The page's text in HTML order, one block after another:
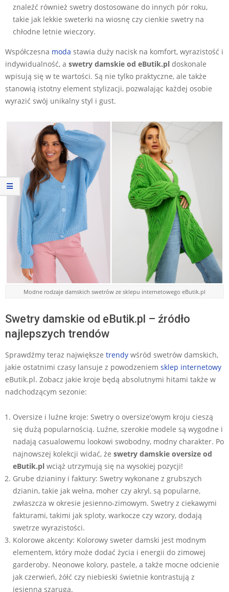
znaleźć również swetry dostosowane do innych pór roku,
takie jak lekkie sweterki na wiosnę czy cienkie swetry na
chłodne letnie wieczory.
Współczesna moda stawia duży nacisk na komfort, wyrazistość i
indywidualność, a swetry damskie od eButik.pl doskonale
wpisują się w te wartości. Są nie tylko praktyczne, ale także
stanowią istotny element stylizacji, pozwalając każdej osobie
wyrazić swój unikalny styl i gust.
Modne rodzaje damskich swetrów ze sklepu internetowego eButik.pl
Swetry damskie od eButik.pl – źródło
najlepszych trendów
Sprawdźmy teraz największe trendy wśród swetrów damskich,
jakie ostatnimi czasy lansuje z powodzeniem sklep internetowy
eButik.pl. Zobacz jakie kroje będą absolutnymi hitami także w
nadchodzącym sezonie:
Oversize i luźne kroje: Swetry o oversize’owym kroju cieszą
się dużą popularnością. Luźne, szerokie modele są wygodne i
nadają casualowemu lookowi swobodny, modny charakter. Po
najnowszej kolekcji widać, że swetry damskie oversize od
eButik.pl wciąż utrzymują się na wysokiej pozycji!
Grube dzianiny i faktury: Swetry wykonane z grubszych
dzianin, takie jak wełna, moher czy akryl, są popularne,
zwłaszcza w okresie jesienno-zimowym. Swetry z ciekawymi
fakturami, takimi jak sploty, warkocze czy wzory, dodają
swetrze wyrazistości.
Kolorowe akcenty: Kolorowy sweter damski jest modnym
elementem, który może dodać życia i energii do zimowej
garderoby. Neonowe kolory, pastele, a także mocne odcienie
jak czerwień, żółć czy niebieski świetnie kontrastują z
jesienną szarugą.